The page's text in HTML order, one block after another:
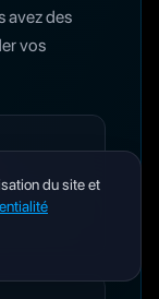
avez des
vos
zone
du site et